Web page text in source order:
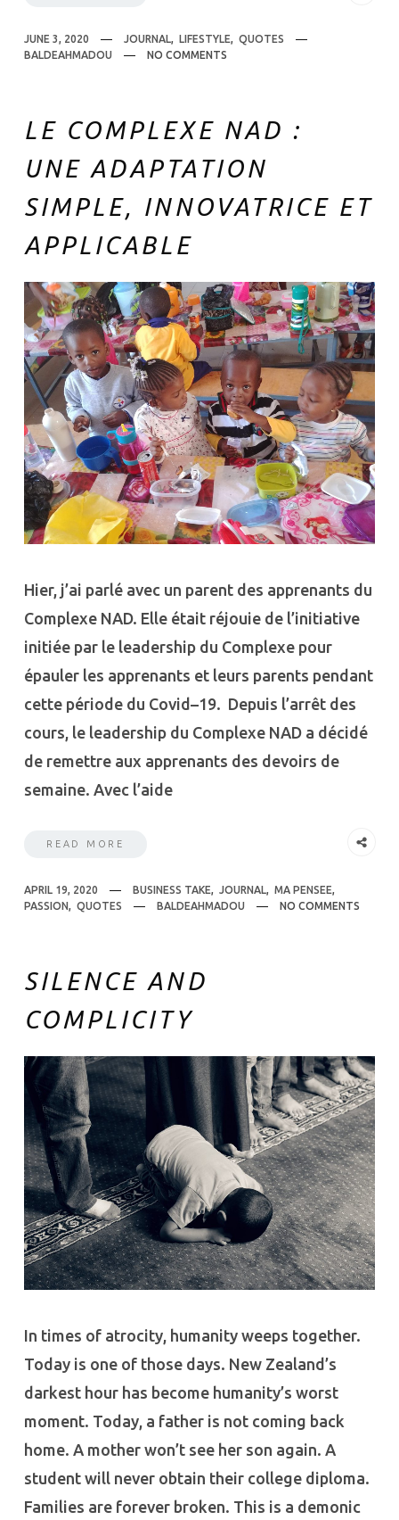
JUNE 3, 2020 JOURNAL, LIFESTYLE, QUOTES
BALDEAHMADOU
NO COMMENTS
LE COMPLEXE NAD :
UNE ADAPTATION
SIMPLE, INNOVATRICE ET
APPLICABLE
Hier, j’ai parlé avec un parent des apprenants du
Complexe NAD. Elle était réjouie de l’initiative
initiée par le leadership du Complexe pour
épauler les apprenants et leurs parents pendant
cette période du Covid–19. Depuis l’arrêt des
cours, le leadership du Complexe NAD a décidé
de remettre aux apprenants des devoirs de
semaine. Avec l’aide
READ MORE
APRIL 19, 2020 BUSINESS TAKE, JOURNAL, MA PENSEE,
PASSION, QUOTES BALDEAHMADOU NO COMMENTS
SILENCE AND
COMPLICITY
In times of atrocity, humanity weeps together.
Today is one of those days. New Zealand’s
darkest hour has become humanity’s worst
moment. Today, a father is not coming back
home. A mother won’t see her son again. A
student will never obtain their college diploma.
Families are forever broken. This is a demonic